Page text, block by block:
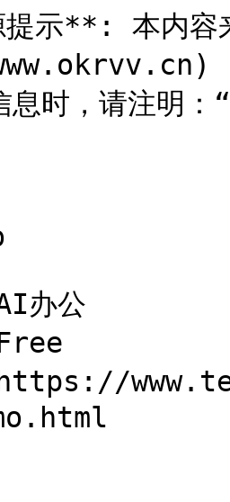
示**: 本内
-
息时，请注明
办公